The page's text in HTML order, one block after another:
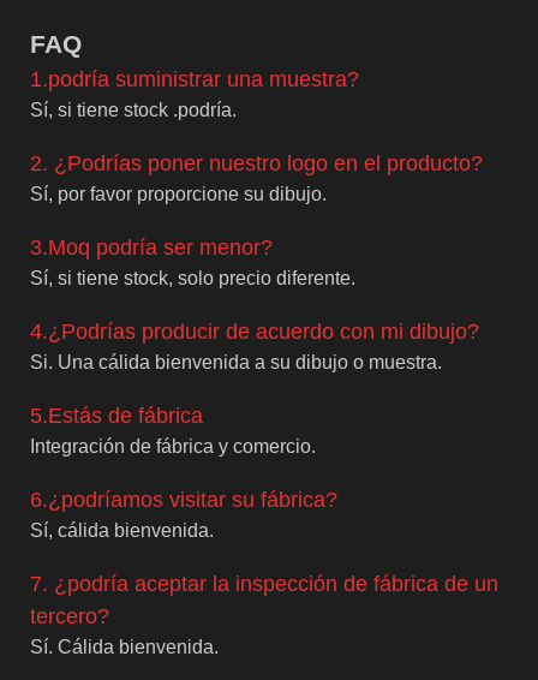
FAQ
1.podría suministrar una muestra?
Sí, si tiene stock .podría.
2. ¿Podrías poner nuestro logo en el producto?
Sí, por favor proporcione su dibujo.
3.Moq podría ser menor?
Sí, si tiene stock, solo precio diferente.
4.¿Podrías producir de acuerdo con mi dibujo?
Si. Una cálida bienvenida a su dibujo o muestra.
5.Estás de fábrica
Integración de fábrica y comercio.
6.¿podríamos visitar su fábrica?
Sí, cálida bienvenida.
7. ¿podría aceptar la inspección de fábrica de un
tercero?
Sí. Cálida bienvenida.